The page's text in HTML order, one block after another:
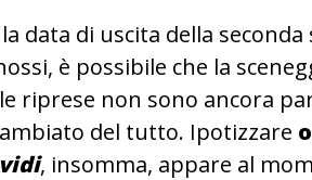
data di uscita della
è possibile che la
riprese non sono ancora
del tutto. Ipotizzare
, insomma, appare al